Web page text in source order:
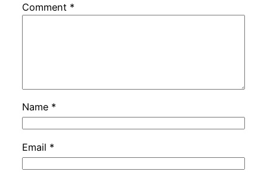
Comment *
Name *
Email *